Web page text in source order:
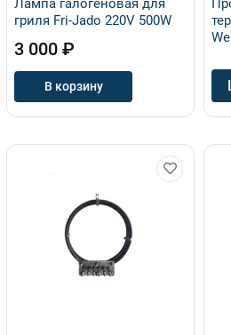
Лампа галогеновая для
гриля Fri-Jado 220V 500W
3 000 ₽
В корзину